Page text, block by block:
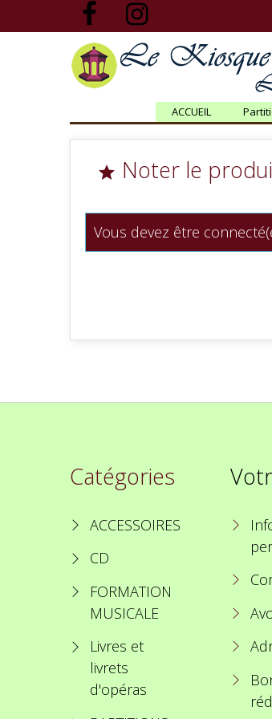
ACCUEIL
 Noter le
Vous devez être
Catégories
ACCESSOIRES
CD
FORMATION
MUSICALE
Livres et
livrets
d'opéras